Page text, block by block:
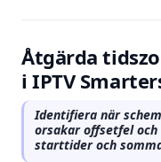
Åtgärda
i IPTV
Identifiera när
orsakar offsetfel
starttider och